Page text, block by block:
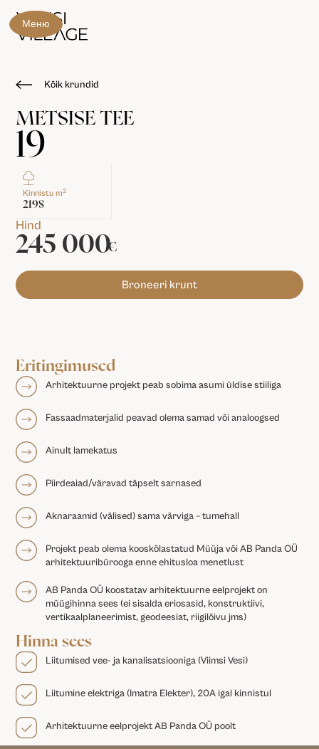
Меню
Kõik krundid
METSISE TEE
19
Kinnistu m2
2198
Hind
245 000€
Broneeri krunt
Eritingimused
Arhitektuurne projekt peab sobima asumi üldise stiiliga
Fassaadmaterjalid peavad olema samad või analoogsed
Ainult lamekatus
Piirdeaiad/väravad täpselt sarnased
Aknaraamid (välised) sama värviga – tumehall
Projekt peab olema kooskõlastatud Müüja või AB Panda OÜ
arhitektuuribürooga enne ehitusloa menetlust
AB Panda OÜ koostatav arhitektuurne eelprojekt on
müügihinna sees (ei sisalda eriosasid, konstruktiivi,
vertikaalplaneerimist, geodeesiat, riigilõivu jms)
Hinna sees
Liitumised vee- ja kanalisatsiooniga (Viimsi Vesi)
Liitumine elektriga (Imatra Elekter), 20A igal kinnistul
Arhitektuurne eelprojekt AB Panda OÜ poolt